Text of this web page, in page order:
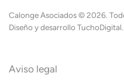
Calonge Asociados©2026.
Diseño y desarrolloTuchoDigital.
Aviso legal